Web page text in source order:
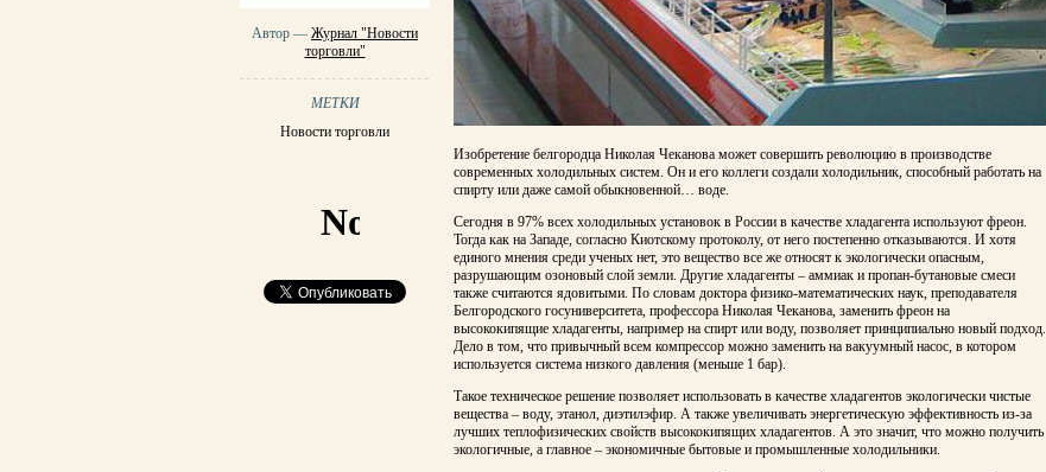
Автор — Журнал "Новости
торговли"
МЕТКИ
Новости торговли
Изобретение белгородца Николая Чеканова может совершить революцию в производстве
современных холодильных систем. Он и его коллеги создали холодильник, способный работать на
спирту или даже самой обыкновенной… воде.
Сегодня в 97% всех холодильных установок в России в качестве хладагента используют фреон.
Тогда как на Западе, согласно Киотскому протоколу, от него постепенно отказываются. И хотя
единого мнения среди ученых нет, это вещество все же относят к экологически опасным,
разрушающим озоновый слой земли. Другие хладагенты – аммиак и пропан-бутановые смеси
также считаются ядовитыми. По словам доктора физико-математических наук, преподавателя
Белгородского госуниверситета, профессора Николая Чеканова, заменить фреон на
высококипящие хладагенты, например на спирт или воду, позволяет принципиально новый подход.
Дело в том, что привычный всем компрессор можно заменить на вакуумный насос, в котором
используется система низкого давления (меньше 1 бар).
Такое техническое решение позволяет использовать в качестве хладагентов экологически чистые
вещества – воду, этанол, диэтилэфир. А также увеличивать энергетическую эффективность из-за
лучших теплофизических свойств высококипящих хладагентов. А это значит, что можно получить
экологичные, а главное – экономичные бытовые и промышленные холодильники.